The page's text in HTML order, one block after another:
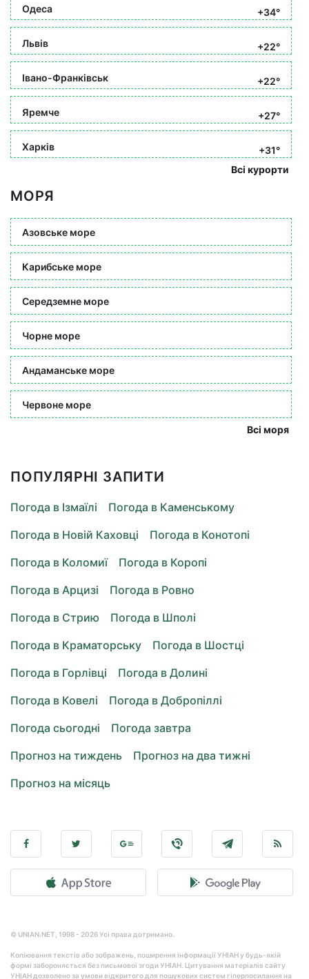
Одеса +34°
Львів +22°
Івано-Франківськ +22°
Яремче +27°
Харків
+31°
Всі курорти
МОРЯ
Азовське море
Карибське море
Середземне море
Чорне море
Андаманське море
Червоне море
Всі моря
ПОПУЛЯРНІ ЗАПИТИ
Погода в Ізмаїлі
Погода в Каменському
Погода в Новій Каховці
Погода в Конотопі
Погода в Коломиї
Погода в Коропі
Погода в Арцизі
Погода в Ровно
Погода в Стрию
Погода в Шполі
Погода в Краматорську
Погода в Шостці
Погода в Горлівці
Погода в Долині
Погода в Ковелі
Погода в Добропіллі
Погода сьогодні
Погода завтра
Прогноз на тиждень
Прогноз на два тижні
Прогноз на місяць
© UNIAN.NET, 1998 - 2026 Усі права дотримано.
Копіювання текстів або зображень, поширення інформації УНІАН у будь-якій
формі забороняється без письмової згоди УНІАН. Цитування матеріалів сайту
УНІАН дозволено за умови відкритого для пошукових систем гіперпосилання на